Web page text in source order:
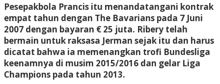
Pesepakbola Prancis itu menandatangani kontrak
empat tahun dengan The Bavarians pada 7 Juni
2007 dengan bayaran € 25 juta. Ribery telah
bermain untuk raksasa Jerman sejak itu dan harus
dicatat bahwa ia memenangkan trofi Bundesliga
keenamnya di musim 2015/2016 dan gelar Liga
Champions pada tahun 2013.